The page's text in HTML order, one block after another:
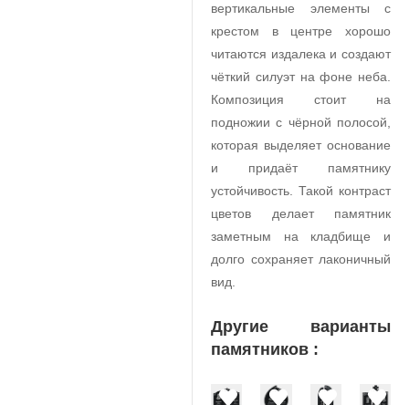
вертикальные элементы с
крестом в центре хорошо
читаются издалека и создают
чёткий силуэт на фоне неба.
Композиция стоит на
подножии с чёрной полосой,
которая выделяет основание
и придаёт памятнику
устойчивость. Такой контраст
цветов делает памятник
заметным на кладбище и
долго сохраняет лаконичный
вид.
Другие варианты
памятников :